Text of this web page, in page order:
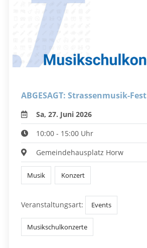
ABGESAGT: Strassenmusik-Fest
Sa, 27. Juni 2026
10:00 - 15:00 Uhr
Gemeindehausplatz Horw
Musik Konzert
Veranstaltungsart: Events
Musikschulkonzerte